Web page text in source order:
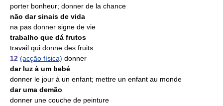
porter bonheur; donner de la chance
não dar sinais de vida
na pas donner signe de vie
trabalho que dá frutos
travail qui donne des fruits
12 (acção física) donner
dar luz à um bebé
donner le jour à un enfant; mettre un enfant au monde
dar uma demão
donner une couche de peinture